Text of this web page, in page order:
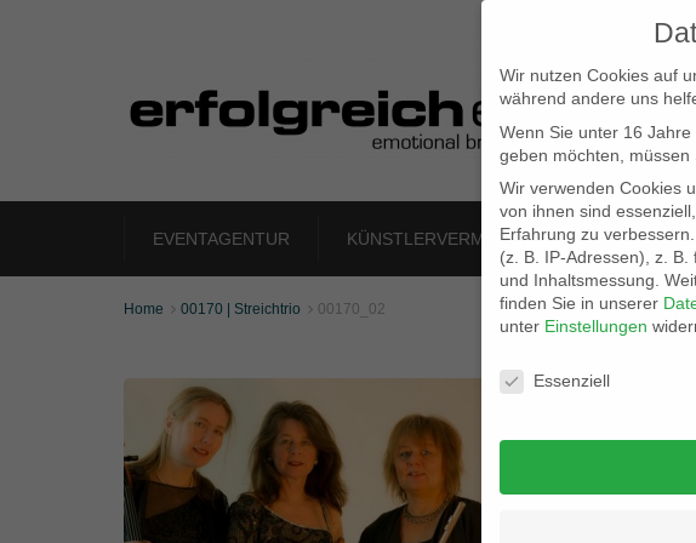
EVENTAGENTUR KÜNSTLERVERMITTLUNG
Home  00170 | Streichtrio  00170_02
Wir nutzen Cookies auf
während andere uns
Wenn Sie unter 16
geben möchten, müssen
Wir verwenden Cookies
von ihnen sind
Erfahrung zu verbessern.
(z. B. IP-Adressen), z.
und Inhaltsmessung.
finden Sie in unserer
unter Einstellungen
Datenschutzeinstellungen
Essenziell